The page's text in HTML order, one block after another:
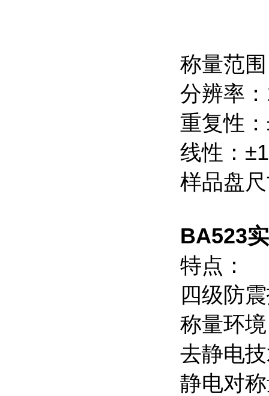
称量范
分辨率
重复性
线性：
样品盘
BA523
特点：
四级防
称量环
去静电
静电对